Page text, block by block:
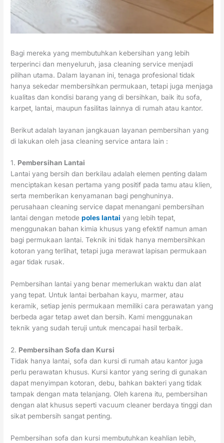
Bagi mereka yang membutuhkan kebersihan yang lebih
terperinci dan menyeluruh, jasa cleaning service menjadi
pilihan utama. Dalam layanan ini, tenaga profesional tidak
hanya sekedar membersihkan permukaan, tetapi juga menjaga
kualitas dan kondisi barang yang di bersihkan, baik itu sofa,
karpet, lantai, maupun fasilitas lainnya di rumah atau kantor.
Berikut adalah layanan jangkauan layanan pembersihan yang
di lakukan oleh jasa cleaning service antara lain :
1. Pembersihan Lantai
Lantai yang bersih dan berkilau adalah elemen penting dalam
menciptakan kesan pertama yang positif pada tamu atau klien,
serta memberikan kenyamanan bagi penghuninya.
perusahaan cleaning service dapat menangani pembersihan
lantai dengan metodepoles lantai yang lebih tepat,
menggunakan bahan kimia khusus yang efektif namun aman
bagi permukaan lantai. Teknik ini tidak hanya membersihkan
kotoran yang terlihat, tetapi juga merawat lapisan permukaan
agar tidak rusak.
Pembersihan lantai yang benar memerlukan waktu dan alat
yang tepat. Untuk lantai berbahan kayu, marmer, atau
keramik, setiap jenis permukaan memiliki cara perawatan yang
berbeda agar tetap awet dan bersih. Kami menggunakan
teknik yang sudah teruji untuk mencapai hasil terbaik.
2. Pembersihan Sofa dan Kursi
Tidak hanya lantai, sofa dan kursi di rumah atau kantor juga
perlu perawatan khusus. Kursi kantor yang sering di gunakan
dapat menyimpan kotoran, debu, bahkan bakteri yang tidak
tampak dengan mata telanjang. Oleh karena itu, pembersihan
dengan alat khusus seperti vacuum cleaner berdaya tinggi dan
sikat pembersih sangat penting.
Pembersihan sofa dan kursi membutuhkan keahlian lebih,